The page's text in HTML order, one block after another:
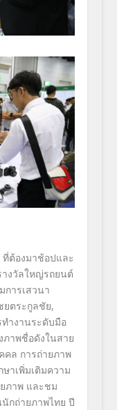
ต้องมาช้อปและ
งวัลใหญ่รถยนต์
การเสวนา
ยตระกูลชัย,
ำงานระดับมือ
ภาพชื่อดังในสาย
คล การถ่ายภาพ
าเพิ่มเติมความ
ภาพ และชม
กถ่ายภาพไทย ปี